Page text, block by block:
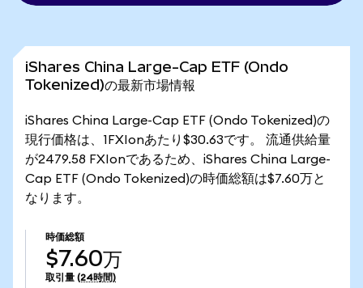
iShares China Large-Cap ETF (Ondo
Tokenized)の最新市場情報
iShares China Large-Cap ETF (Ondo Tokenized)の
現行価格は、1FXIonあたり$30.63です。 流通供給量
が2479.58 FXIonであるため、iShares China Large-
Cap ETF (Ondo Tokenized)の時価総額は$7.60万と
なります。
時価総額
$7.60万
取引量 (24時間)